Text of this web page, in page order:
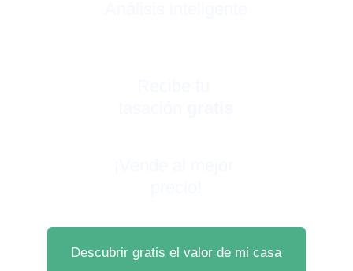
Descubrir gratis el valor de mi casa